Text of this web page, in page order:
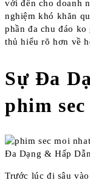
với đến cho doanh
nghiệm khó khăn
phần đa chu đáo ko
thủ hiểu rõ hơn về
Sự Đa
phim
Trước lúc đi sâu